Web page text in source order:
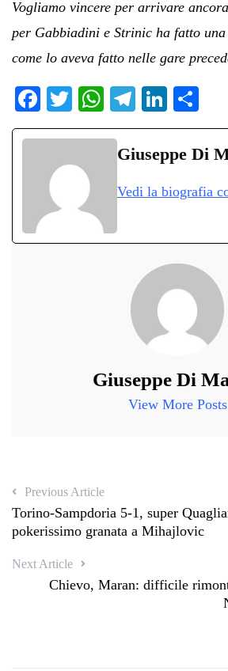
Vogliamo vincere per arrivare
per Gabbiadini e Strinic ha fatto
come lo aveva fatto nelle gare
Fa
ce
ok
T
wi
r
W
ha
ts
pp
Te
le
gr
m
Li
nk
ed
on
di
di
Giuseppe Di
Vedi la biografia
Giuseppe Di
View More Posts
Previous Article
Torino-Sampdoria 5-1, super
pokerissimo granata a Mihajlovic
Next Article
Chievo, Maran: difficile